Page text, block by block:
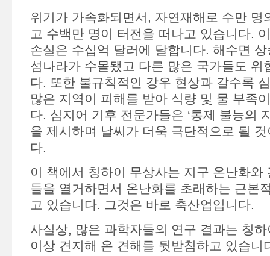
위기가 가속화되면서, 자연재해로 수만 명
고 수백만 명이 터전을 떠나고 있습니다.
손실은 수십억 달러에 달합니다. 해수면
섬나라가 수몰됐고 다른 많은 국가들도 위
다. 또한 불규칙적인 강우 현상과 갈수록
많은 지역이 피해를 받아 식량 및 물 부족
다. 심지어 기후 전문가들은 ‘통제 불능의
을 제시하며 날씨가 더욱 극단적으로 될
다.
이 책에서 칭하이 무상사는 지구 온난화와
들을 열거하면서 온난화를 초래하는 근본
고 있습니다. 그것은 바로 축산업입니다.
사실상, 많은 과학자들의 연구 결과는 칭
이상 견지해 온 견해를 뒷받침하고 있습니